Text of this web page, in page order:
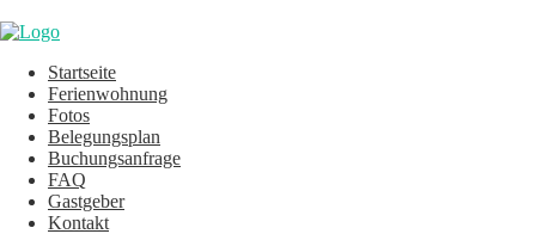
Startseite
Ferienwohnung
Fotos
Belegungsplan
Buchungsanfrage
FAQ
Gastgeber
Kontakt